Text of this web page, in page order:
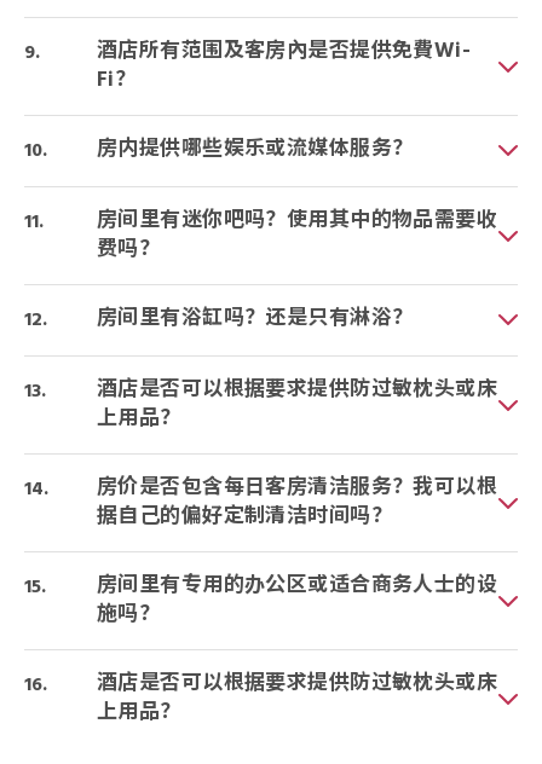
酒店所有范围及客房內是否提供免費Wi-
Fi？
房内提供哪些娱乐或流媒体服务？
房间里有迷你吧吗？使用其中的物品需要收
费吗？
房间里有浴缸吗？还是只有淋浴？
酒店是否可以根据要求提供防过敏枕头或床
上用品？
房价是否包含每日客房清洁服务？我可以根
据自己的偏好定制清洁时间吗？
房间里有专用的办公区或适合商务人士的设
施吗？
酒店是否可以根据要求提供防过敏枕头或床
上用品？